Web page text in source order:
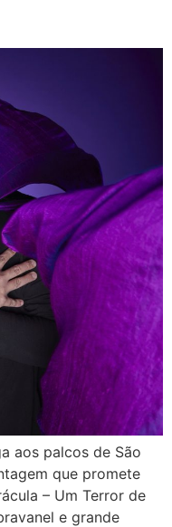
aos palcos de São
que promete
– Um Terror de
e grande